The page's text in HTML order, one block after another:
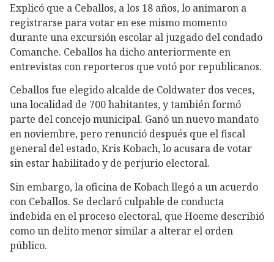
Explicó que a Ceballos, a los 18 años, lo animaron a
registrarse para votar en ese mismo momento
durante una excursión escolar al juzgado del condado
Comanche. Ceballos ha dicho anteriormente en
entrevistas con reporteros que votó por republicanos.
Ceballos fue elegido alcalde de Coldwater dos veces,
una localidad de 700 habitantes, y también formó
parte del concejo municipal. Ganó un nuevo mandato
en noviembre, pero renunció después que el fiscal
general del estado, Kris Kobach, lo acusara de votar
sin estar habilitado y de perjurio electoral.
Sin embargo, la oficina de Kobach llegó a un acuerdo
con Ceballos. Se declaró culpable de conducta
indebida en el proceso electoral, que Hoeme describió
como un delito menor similar a alterar el orden
público.